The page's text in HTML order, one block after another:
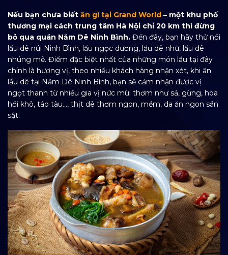
Nếu bạn chưa biết ăn gì tại Grand World – một khu phố
thương mại cách trung tâm Hà Nội chỉ 20 km thì đừng
bỏ qua quán Năm Dê Ninh Bình. Đến đây, bạn hãy thử nồi
lẩu dê núi Ninh Bình, lẩu ngọc dương, lẩu dê nhừ, lẩu dê
nhúng mẻ. Điểm đặc biệt nhất của những món lẩu tại đây
chính là hương vị, theo nhiều khách hàng nhận xét, khi ăn
lẩu dê tại Năm Dê Ninh Bình, bạn sẽ cảm nhận được vị
ngọt thanh từ nhiều gia vị nức mùi thơm như sả, gừng, hoa
hồi khô, táo tàu…, thịt dê thơm ngon, mềm, da ăn ngon sần
sật.